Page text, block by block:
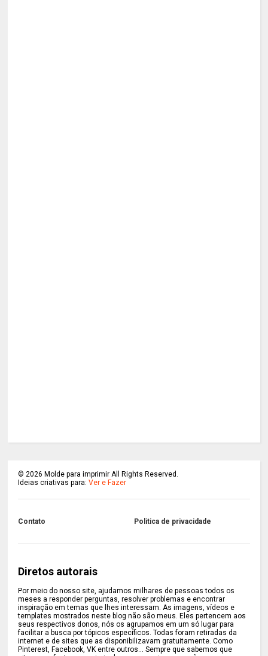
©2026 Molde para imprimir All Rights Reserved.
Ideias criativas para:Ver e Fazer
Contato Politica de privacidade
Diretos autorais
Por meio do nosso site, ajudamos milhares de pessoas todos os
meses a responder perguntas, resolver problemas e encontrar
inspiração em temas que lhes interessam. As imagens, vídeos e
templates mostrados neste blog não são meus. Eles pertencem aos
seus respectivos donos, nós os agrupamos em um só lugar para
facilitar a busca por tópicos específicos. Todas foram retiradas da
internet e de sites que as disponibilizavam gratuitamente. Como
Pinterest, Facebook, VK entre outros... Sempre que sabemos que